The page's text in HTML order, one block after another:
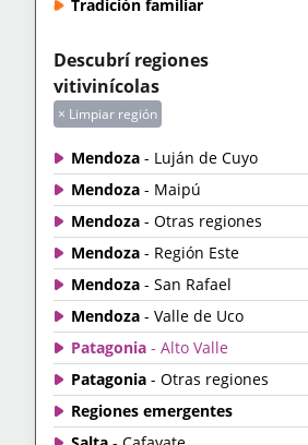
Tradición familiar
Descubrí regiones
vitivinícolas
× Limpiar región
Mendoza - Luján de Cuyo
Mendoza - Maipú
Mendoza - Otras regiones
Mendoza - Región Este
Mendoza - San Rafael
Mendoza - Valle de Uco
Patagonia - Alto Valle
Patagonia - Otras regiones
Regiones emergentes